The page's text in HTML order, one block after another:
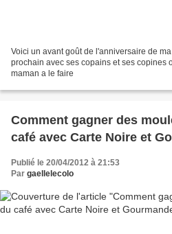
Voici un avant goût de l'anniversaire de
prochain avec ses copains et ses copines
maman a le faire
Comment gagner des
café avec Carte Noire et
Publié le 20/04/2012 à 21:53
Par gaellelecolo